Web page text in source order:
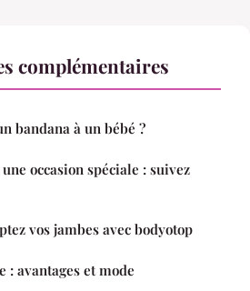
complémentaires
bandana à un bébé ?
occasion spéciale : suivez
vos jambes avec bodyotop
: avantages et mode